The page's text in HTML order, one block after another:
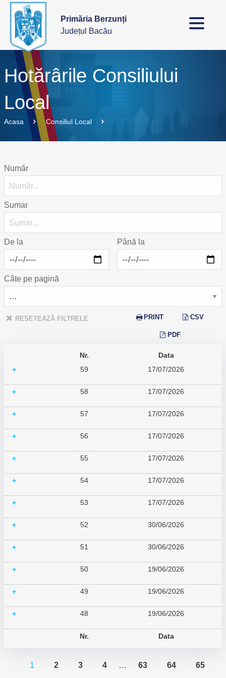
Primăria Berzunți
Județul Bacău
Hotărârile Consiliului
Local
Acasa Consiliul Local
Număr
Sumar
De la Până la
Câte pe pagină
RESETEAZĂ FILTRELE PRINT CSV
PDF
Nr.
Data
+
59 17/07/2026
+ 58 17/07/2026
+ 57 17/07/2026
+ 56 17/07/2026
+ 55 17/07/2026
+ 54 17/07/2026
+ 53 17/07/2026
+ 52 30/06/2026
+ 51 30/06/2026
+ 50 19/06/2026
+ 49 19/06/2026
+ 48 19/06/2026
Nr. Data
1 2 3 4 … 63 64 65